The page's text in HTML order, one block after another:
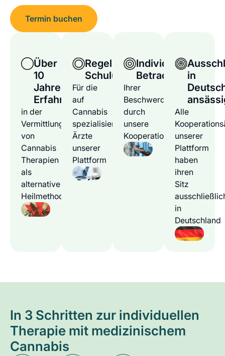
Termin buchen
Über
10
Jahre
Erfahrung
in der
Vermittlung
von
Cannabis
Therapien
als
alternative
Heilmethode
Regelmäßige
Schulungen
Für die
auf
Cannabis
spezialisierten
Ärzte
unserer
Plattform
Individuelle
Betrachtung
Ihrer
Beschwerden
durch
unsere
Kooperationsärzte
in
Alle
unserer
Plattform
haben
ihren
Sitz
in
Deutschland
In 3 Schritten zur individuellen
Therapie mit medizinischem
Cannabis